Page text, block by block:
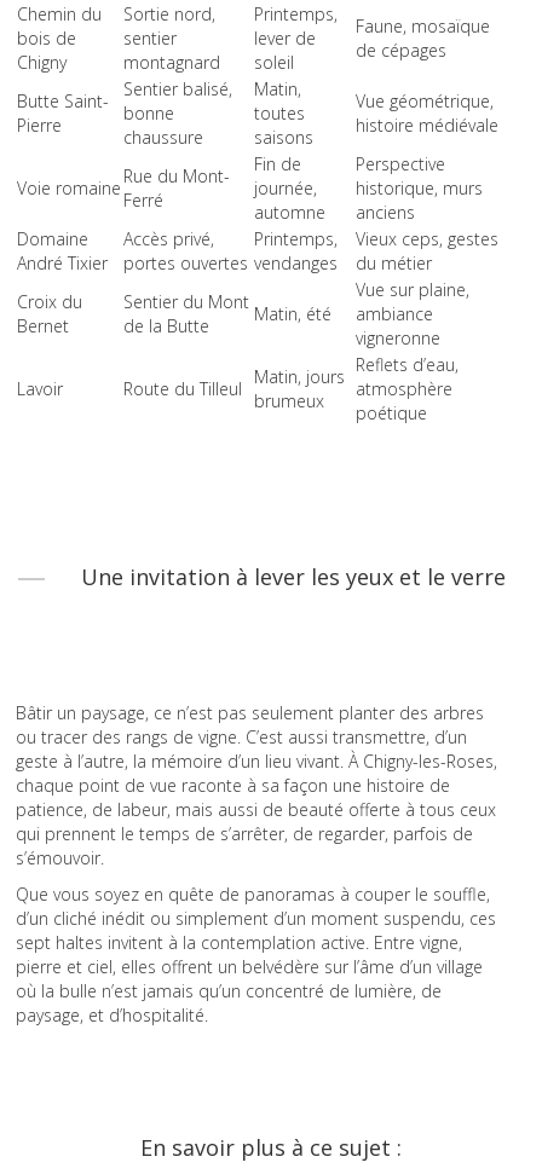
Chemin du
bois de
Chigny
Sortie nord,
sentier
montagnard
Printemps,
lever de
soleil
Faune, mosaïque
de cépages
Butte Saint-
Pierre
Sentier balisé,
bonne
chaussure
Matin,
toutes
saisons
Vue géométrique,
histoire médiévale
Voie romaine
Rue du Mont-
Ferré
Fin de
journée,
automne
Perspective
historique, murs
anciens
Domaine
André Tixier
Accès privé,
portes ouvertes
Printemps,
vendanges
Vieux ceps, gestes
du métier
Croix du
Bernet
Sentier du Mont
de la Butte
Matin, été
Vue sur plaine,
ambiance
vigneronne
Lavoir Route du Tilleul
Matin, jours
brumeux
Reflets d’eau,
atmosphère
poétique
Une invitation à lever les yeux et le verre
Bâtir un paysage, ce n’est pas seulement planter des arbres
ou tracer des rangs de vigne. C’est aussi transmettre, d’un
geste à l’autre, la mémoire d’un lieu vivant. À Chigny-les-Roses,
chaque point de vue raconte à sa façon une histoire de
patience, de labeur, mais aussi de beauté offerte à tous ceux
qui prennent le temps de s’arrêter, de regarder, parfois de
s’émouvoir.
Que vous soyez en quête de panoramas à couper le souffle,
d’un cliché inédit ou simplement d’un moment suspendu, ces
sept haltes invitent à la contemplation active. Entre vigne,
pierre et ciel, elles offrent un belvédère sur l’âme d’un village
où la bulle n’est jamais qu’un concentré de lumière, de
paysage, et d’hospitalité.
En savoir plus à ce sujet :